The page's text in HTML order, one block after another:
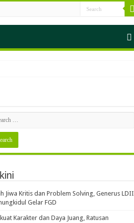
Seimbang
Indonesia ASRI
Jiwa Kritis dan Problem Solving, Generus LDII
Gelar FGD
Karakter dan Daya Juang, Ratusan